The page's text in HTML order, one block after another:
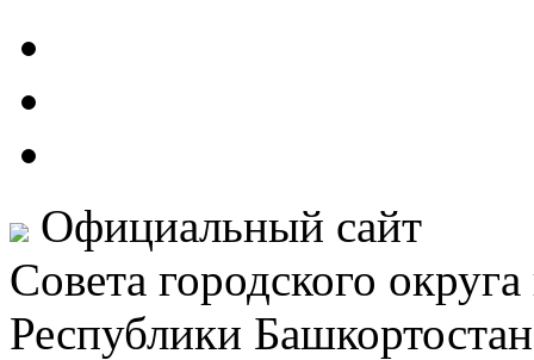
Официальный сайт
Совета городского
Республики Башкортостан